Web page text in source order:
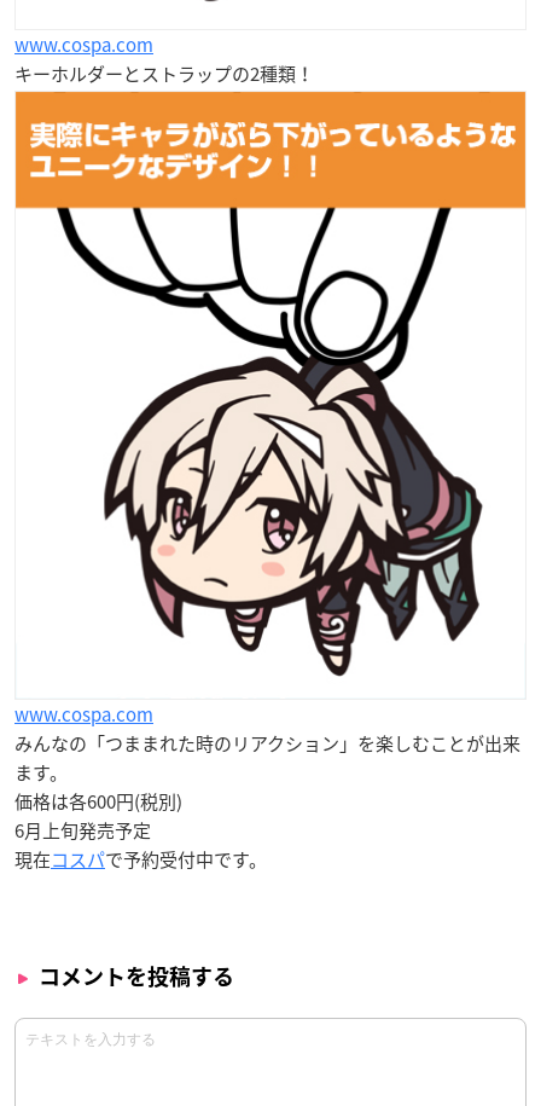
www.cospa.com
キーホルダーとストラップの2種類！
www.cospa.com
みんなの「つままれた時のリアクション」を楽しむことが出来
ます。
価格は各600円(税別)
6月上旬発売予定
現在コスパで予約受付中です。
コメントを投稿する